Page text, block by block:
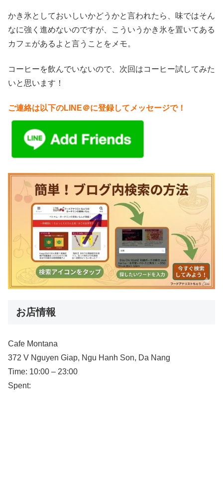
かき氷としておいしいかどうかと言われたら、味ではそん
なに強く進めないのですが、こういうかき氷を置いてある
カフェがあるよと言うことをメモ。
コーヒーを飲んでいないので、次回はコーヒー試してみた
いと思います！
ご連絡は以下のLINE＠に登録してメッセージで！
お店情報
Cafe Montana
372 V Nguyen Giap, Ngu Hanh Son, Da Nang
Time: 10:00 – 23:00
Spent: